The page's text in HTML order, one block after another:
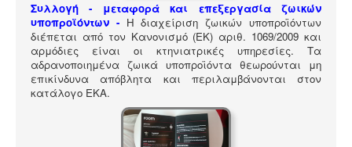
Συλλογή - μεταφορά και επεξεργασία ζωικών
υποπροϊόντων - Η διαχείριση ζωικών υποπροϊόντων
διέπεται από τον Κανονισμό (ΕΚ) αριθ. 1069/2009 και
αρμόδιες είναι οι κτηνιατρικές υπηρεσίες. Τα
αδρανοποιημένα ζωικά υποπροϊόντα θεωρούνται μη
επικίνδυνα απόβλητα και περιλαμβάνονται στον
κατάλογο ΕΚΑ.